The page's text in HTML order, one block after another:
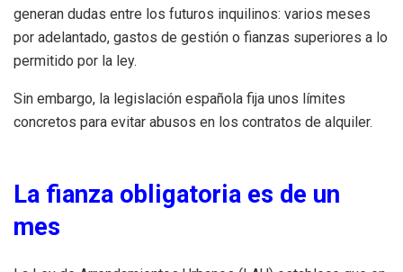
generan dudas entre los futuros inquilinos: varios meses
por adelantado, gastos de gestión o fianzas superiores a lo
permitido por la ley.
Sin embargo, la legislación española fija unos límites
concretos para evitar abusos en los contratos de alquiler.
La fianza obligatoria es de un
mes